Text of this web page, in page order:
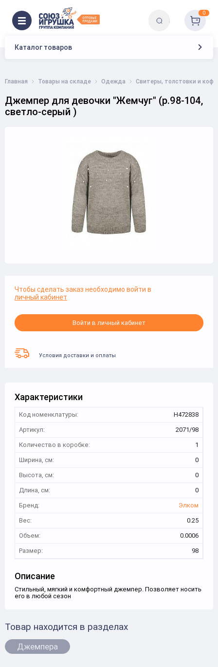
Каталог товаров
0
Главная Товары на складе Одежда Свитеры, толстовки и
Джемпер для девочки "Жемчуг" (р.98-104,
светло-серый )
Чтобы сделать заказ необходимо войти в
личный кабинет
Войти в личный кабинет
Условия доставки и оплаты
Характеристики
Код номенклатуры:
Н472838
Артикул:
2071/98
Количество в коробке:
1
Ширина, см:
0
Высота, см:
0
Длина, см:
0
Бренд:
Элком
Вес:
0.25
Объем:
0.0006
Размер:
98
Описание
Стильный, мягкий и комфортный джемпер. Позволяет носить
его в любой сезон
Товар находится в разделах
Джемпера